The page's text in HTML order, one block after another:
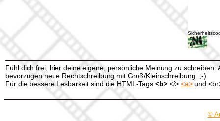
Fühl dich frei, hier deine eigene, persönliche Meinung zu
bevorzugen neue Rechtschreibung mit Groß/Kleinschreibung. ;-)
Für die bessere Lesbarkeit sind die HTML-Tags <b> <i> <a> und
©